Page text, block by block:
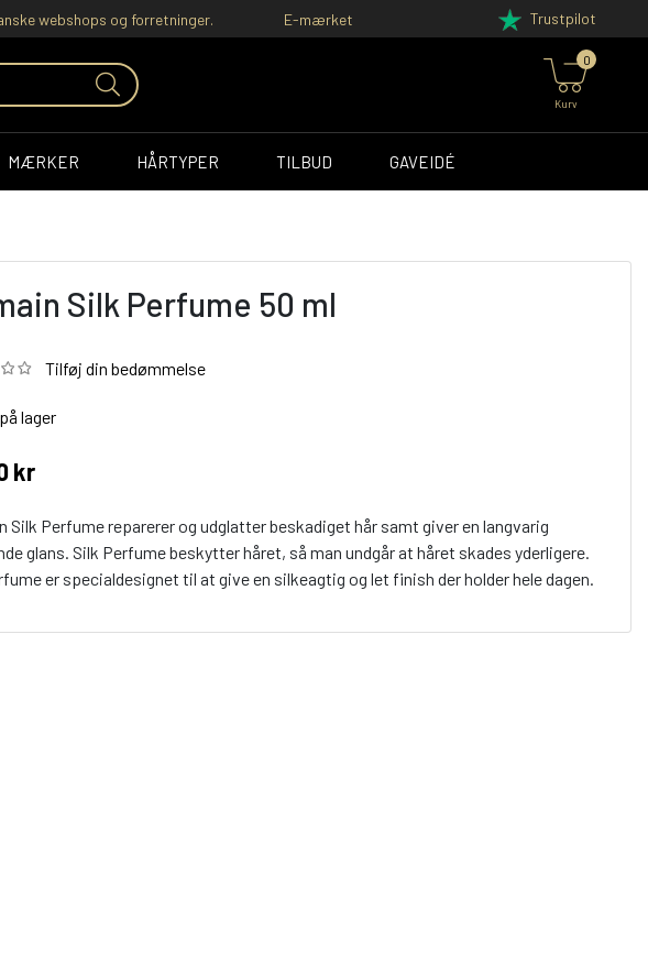
webshops og forretninger. E-mærket Trustpilot
Kurv
0
MÆRKER HÅRTYPER TILBUD GAVEIDÉ
Silk Perfume 50 ml
Tilføj din bedømmelse
lager
kr
Silk Perfume reparerer og udglatter beskadiget hår samt giver en langvarig
glans. Silk Perfume beskytter håret, så man undgår at håret skades yderligere.
er specialdesignet til at give en silkeagtig og let finish der holder hele dagen.